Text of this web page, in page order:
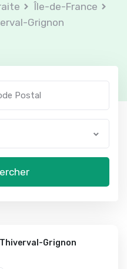
Île-de-France
Grignon
Grignon